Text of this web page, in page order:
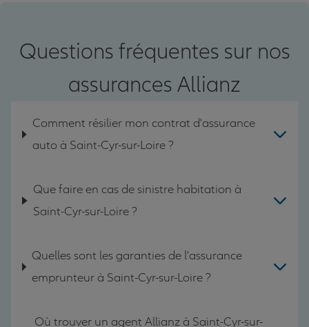
Questions fréquentes sur nos
assurances Allianz
Comment résilier mon contrat d'assurance
auto à Saint-Cyr-sur-Loire ?
Que faire en cas de sinistre habitation à
Saint-Cyr-sur-Loire ?
Quelles sont les garanties de l'assurance
emprunteur à Saint-Cyr-sur-Loire ?
Où trouver un agent Allianz à Saint-Cyr-sur-